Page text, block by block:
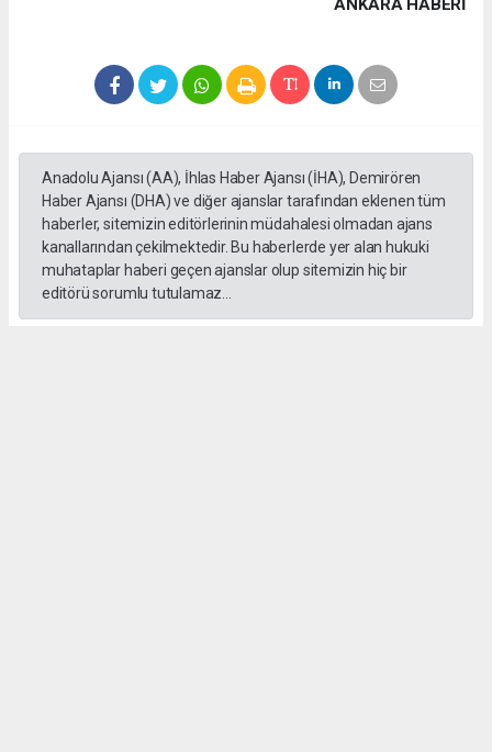
ANKARA HABERİ
Anadolu Ajansı (AA), İhlas Haber Ajansı (İHA), Demirören
Haber Ajansı (DHA) ve diğer ajanslar tarafından eklenen tüm
haberler, sitemizin editörlerinin müdahalesi olmadan ajans
kanallarından çekilmektedir. Bu haberlerde yer alan hukuki
muhataplar haberi geçen ajanslar olup sitemizin hiç bir
editörü sorumlu tutulamaz...